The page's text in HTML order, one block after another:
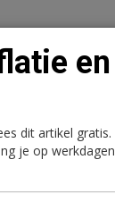
dit artikel
je op